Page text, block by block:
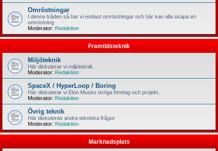
Omröstningar
I denna tråden så har vi endast omröstningar och här kan alla skapa en
omröstning
Moderator: Redaktion
Framtidsteknik
Miljöteknik
Här diskuterar vi miljöteknik.
Moderator: Redaktion
SpaceX / HyperLoop / Boring
Här diskuterar vi Elon Musks övriga företag och projekt.
Moderator: Redaktion
Övrig teknik
Här diskuteras andra tekniska frågor
Moderator: Redaktion
Marknadsplats